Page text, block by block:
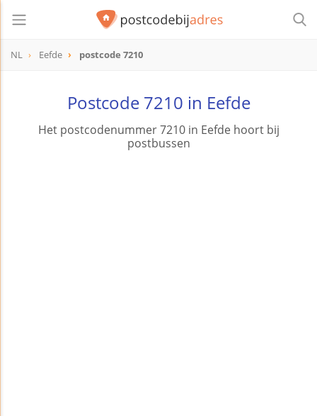
NL Eefde postcode 7210
Postcode 7210 in Eefde
Het postcodenummer 7210 in Eefde hoort bij
postbussen